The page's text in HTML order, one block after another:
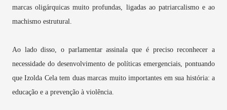
marcas oligárquicas muito profundas, ligadas ao patriarcalismo e ao
machismo estrutural.
Ao lado disso, o parlamentar assinala que é preciso reconhecer a
necessidade do desenvolvimento de políticas emergenciais, pontuando
que Izolda Cela tem duas marcas muito importantes em sua história: a
educação e a prevenção à violência.